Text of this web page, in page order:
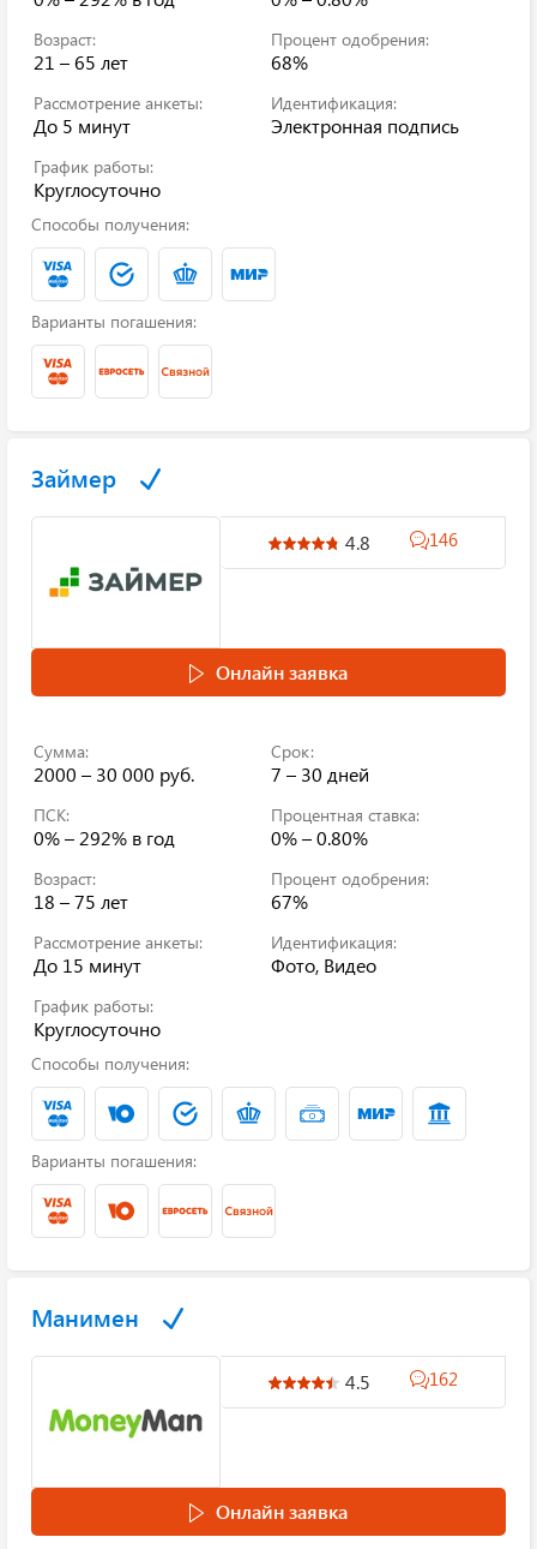
Возраст:
21 – 65 лет
Процент одобрения:
68%
Рассмотрение анкеты:
До 5 минут
Идентификация:
Электронная подпись
График работы:
Круглосуточно
Способы получения:
Варианты погашения:
Займер
4.8 146
Онлайн заявка
Сумма:
2000 – 30 000 руб.
Срок:
7 – 30 дней
ПСК:
0% – 292% в год
Процентная ставка:
0% – 0.80%
Возраст:
18 – 75 лет
Процент одобрения:
67%
Рассмотрение анкеты:
До 15 минут
Идентификация:
Фото, Видео
График работы:
Круглосуточно
Способы получения:
Варианты погашения:
Манимен
4.5 162
Онлайн заявка